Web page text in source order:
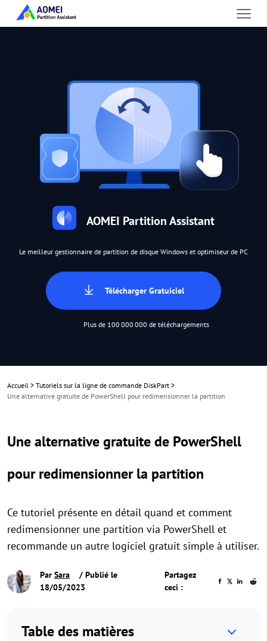
AOMEI Partition Assistant
Le meilleur gestionnaire de partition de disque Windows et optimiseur de PC
Télécharger Gratuiciel
Plus de 100 000 000 de téléchargements
Accueil > Tutoriels sur la ligne de commande DiskPart >
Une alternative gratuite de PowerShell pour redimensionner la partition
Une alternative gratuite de PowerShell
pour redimensionner la partition
Ce tutoriel présente en détail quand et comment
redimensionner une partition via PowerShell et
recommande un autre logiciel gratuit simple à utiliser.
Par Sara
/ Publié le
18/05/2023
Partagez
ceci :
Table des matières